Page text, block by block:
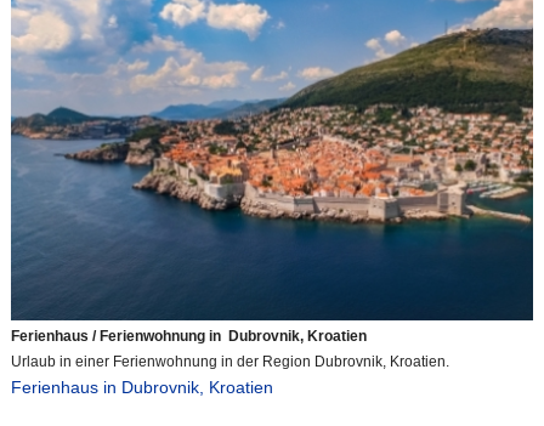
Ferienhaus / Ferienwohnung in Dubrovnik, Kroatien
Urlaub in einer Ferienwohnung in der Region Dubrovnik, Kroatien.
Ferienhaus in Dubrovnik, Kroatien